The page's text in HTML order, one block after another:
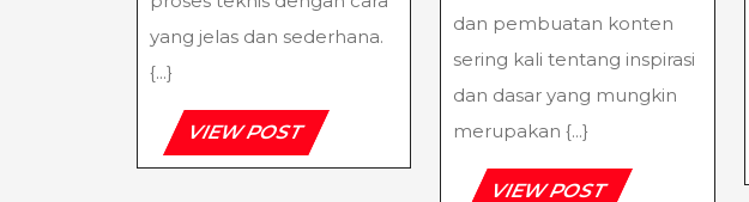
yang jelas dan sederhana.
{...}
VIEW POSTVIEW
POST
dan pembuatan konten
sering kali tentang inspirasi
dan dasar yang mungkin
merupakan {...}
VIEW POSTVIEW